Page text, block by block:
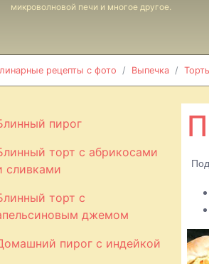
микроволновой печи и многое другое.
рецепты с фото Выпечка
пирог
торт с абрикосами
сливками
торт с
джемом
пирог с индейкой